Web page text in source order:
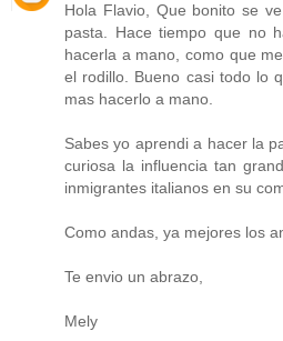
Hola Flavio, Que bonito se
pasta. Hace tiempo que no
hacerla a mano, como que
el rodillo. Bueno casi todo lo
mas hacerlo a mano.
Sabes yo aprendi a hacer la
curiosa la influencia tan
inmigrantes italianos en su
Como andas, ya mejores los
Te envio un abrazo,
Mely